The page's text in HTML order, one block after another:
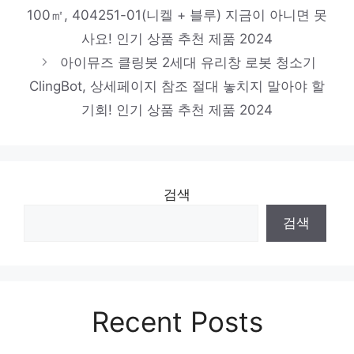
본문에 들어가는 내용입니다.
품절 위기! 빠르게 잡아라! 인기 상품 추천 제
품 2024
스틸시리즈 Arctis Nova 5 무선 게이밍 헤드
셋, 블랙
100㎡, 404251-01(니켈 + 블루) 지금이 아니면 못
사요! 인기 상품 추천 제품 2024
아이뮤즈 클링봇 2세대 유리창 로봇 청소기
ClingBot, 상세페이지 참조 절대 놓치지 말아야 할
기회! 인기 상품 추천 제품 2024
검색
검색
Recent Posts